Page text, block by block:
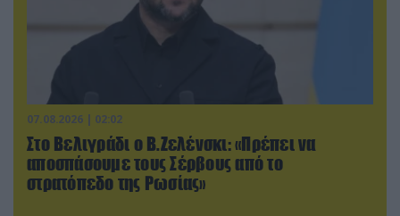
07.08.2026 | 02:02
Στο Βελιγράδι ο Β.Ζελένσκι: «Πρέπει να
αποσπάσουμε τους Σέρβους από το
στρατόπεδο της Ρωσίας»